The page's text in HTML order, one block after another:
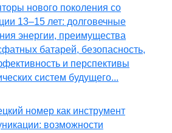
нового поколения со
13–15 лет: долговечные
энергии, преимущества
батарей, безопасность,
и перспективы
систем будущего...
номер как инструмент
возможности